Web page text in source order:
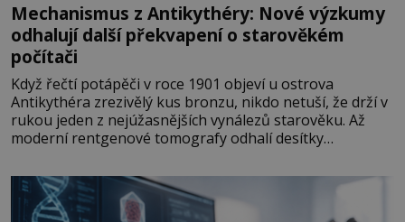
Mechanismus z Antikythéry: Nové výzkumy
odhalují další překvapení o starověkém
počítači
Když řečtí potápěči v roce 1901 objeví u ostrova
Antikythéra zrezivělý kus bronzu, nikdo netuší, že drží v
rukou jeden z nejúžasnějších vynálezů starověku. Až
moderní rentgenové tomografy odhalí desítky
Antikythéry je dnes považován za nejstarší známý
analogový počítač na světě. Přesto ani po více než sto
letech výzkumu